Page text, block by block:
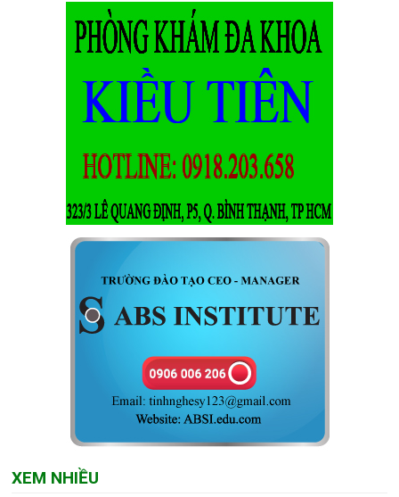
XEM NHIỀU